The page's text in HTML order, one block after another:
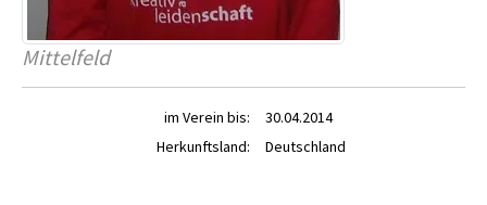
Mittelfeld
im Verein bis:
30.04.2014
Herkunftsland:
Deutschland